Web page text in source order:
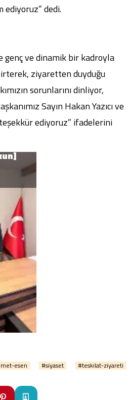
ediyoruz” dedi.
genç ve dinamik bir kadroyla
ziyaretten duyduğu
sorunlarını dinliyor,
Sayın Hakan Yazıcı ve
ediyoruz” ifadelerini
esen #siyaset #teskilat-ziyareti